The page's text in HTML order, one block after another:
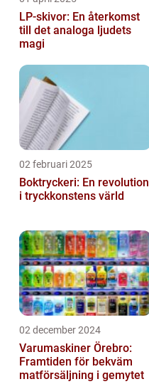
LP-skivor: En återkomst
till det analoga ljudets
magi
02 februari 2025
Boktryckeri: En revolution
i tryckkonstens värld
02 december 2024
Varumaskiner Örebro:
Framtiden för bekväm
matförsäljning i gemytet